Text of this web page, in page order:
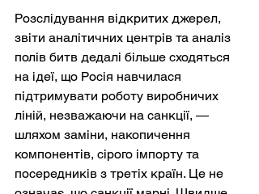
Розслідування відкритих джерел,
звіти аналітичних центрів та аналіз
полів битв дедалі більше сходяться
на ідеї, що Росія навчилася
підтримувати роботу виробничих
ліній, незважаючи на санкції, —
шляхом заміни, накопичення
компонентів, сірого імпорту та
посередників з третіх країн. Це не